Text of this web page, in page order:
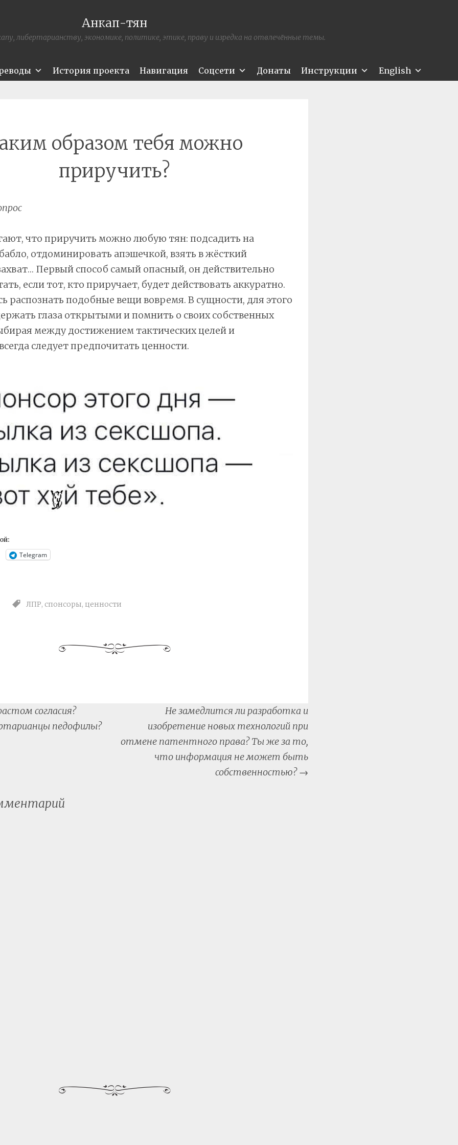
Анкап-тян
либертарианству, экономике, политике, этике, праву и изредка на отвлечённые темы.
История проекта Навигация Соцсети Донаты Инструкции English
образом тебя можно
приручить?
что приручить можно любую тян: подсадить на
отдоминировать апэшечкой, взять в жёсткий
Первый способ самый опасный, он действительно
если тот, кто приручает, будет действовать аккуратно.
распознать подобные вещи вовремя. В сущности, для этого
глаза открытыми и помнить о своих собственных
между достижением тактических целей и
следует предпочитать ценности.
Telegram
ЛПР, спонсоры, ценности
согласия?
педофилы?
Не замедлится ли разработка и
изобретение новых технологий при
отмене патентного права? Ты же за то,
что информация не может быть
собственностью?→